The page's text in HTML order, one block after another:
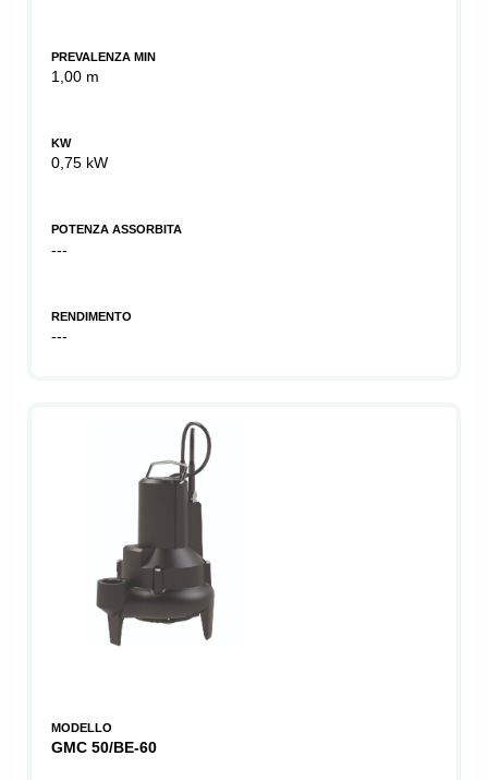
PREVALENZA MIN
1,00 m
KW
0,75 kW
POTENZA ASSORBITA
---
RENDIMENTO
---
MODELLO
GMC 50/BE-60